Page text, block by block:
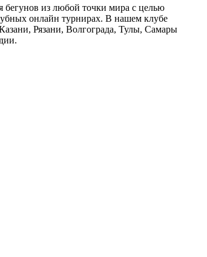
бегунов из любой точки мира с целью
онлайн турнирах. В нашем клубе
Рязани, Волгограда, Тулы, Самары